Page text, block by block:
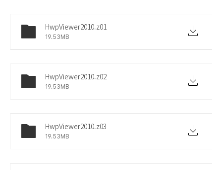
HwpViewer2010.z01
19.53MB
HwpViewer2010.z02
19.53MB
HwpViewer2010.z03
19.53MB